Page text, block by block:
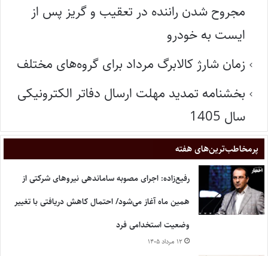
مجروح شدن راننده در تعقیب و گریز پس از
ایست به خودرو
زمان شارژ کالابرگ مرداد برای گروه‌های مختلف
بخشنامه تمدید مهلت ارسال دفاتر الکترونیکی
سال 1405
پر‌مخاطب‌ترین‌های هفته
رفیع‌زاده: اجرای مصوبه ساماندهی نیروهای شرکتی از
همین ماه آغاز می‌شود/ احتمال کاهش دریافتی با تغییر
وضعیت استخدامی فرد
۱۲ مرداد ۱۴۰۵